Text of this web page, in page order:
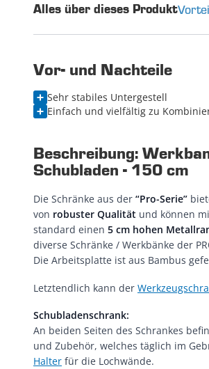
Alles über dieses Produkt
Vor- und Nachteile
Sehr stabiles Untergestell
Einfach und vielfältig zu
Beschreibung:
Schubladen - 150 cm
Die Schränke aus der “Pro-Serie”
von robuster Qualität und können
standard einen 5 cm hohen
diverse Schränke / Werkbänke der
Die Arbeitsplatte ist aus Bambus
Letztendlich kann der
Schubladenschrank:
An beiden Seiten des Schrankes
und Zubehör, welches täglich im
Halter für die Lochwände.